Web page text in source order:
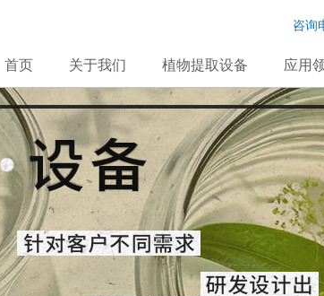
咨询
首页 关于我们 植物提取设备 应用